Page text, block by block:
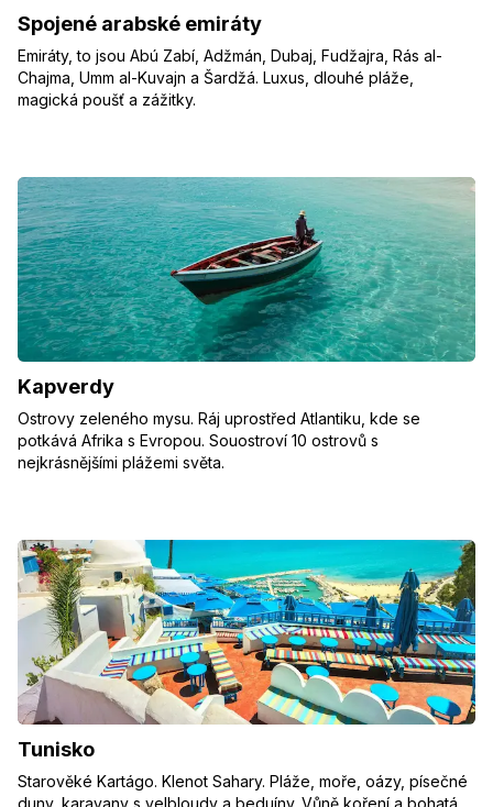
Spojené arabské emiráty
Emiráty, to jsou Abú Zabí, Adžmán, Dubaj, Fudžajra, Rás al-
Chajma, Umm al-Kuvajn a Šardžá. Luxus, dlouhé pláže,
magická poušť a zážitky.
Kapverdy
Ostrovy zeleného mysu. Ráj uprostřed Atlantiku, kde se
potkává Afrika s Evropou. Souostroví 10 ostrovů s
nejkrásnějšími plážemi světa.
Tunisko
Starověké Kartágo. Klenot Sahary. Pláže, moře, oázy, písečné
duny, karavany s velbloudy a beduíny. Vůně koření a bohatá